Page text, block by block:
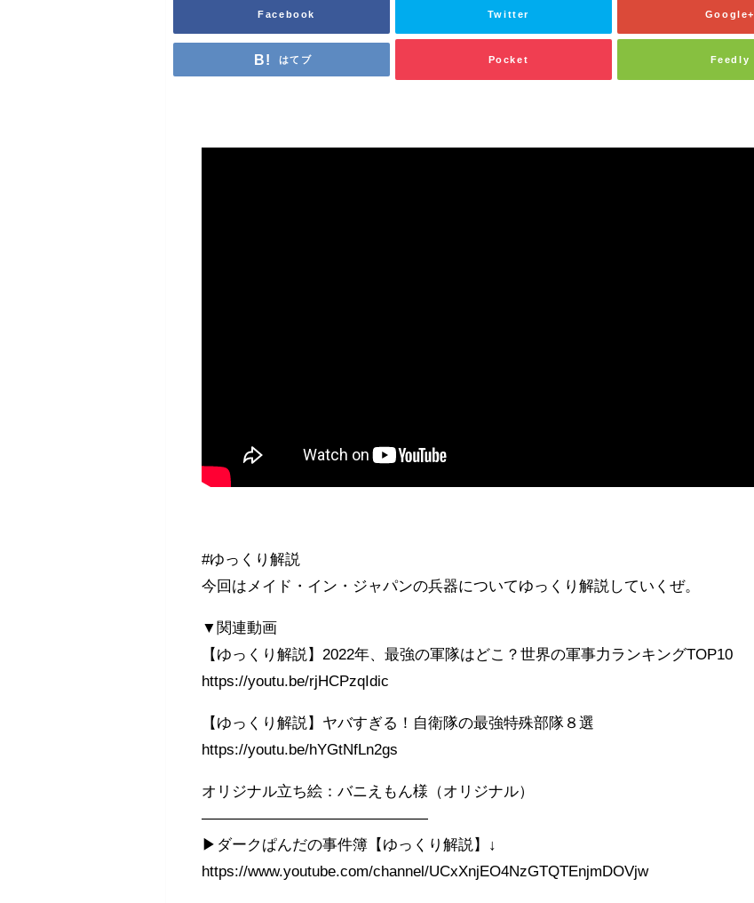
Facebook Twitter Google+
はてブ Pocket Feedly
#ゆっくり解説
今回はメイド・イン・ジャパンの兵器についてゆっくり解説していくぜ。
▼関連動画
【ゆっくり解説】2022年、最強の軍隊はどこ？世界の軍事力ランキングTOP10
https://youtu.be/rjHCPzqIdic
【ゆっくり解説】ヤバすぎる！自衛隊の最強特殊部隊８選
https://youtu.be/hYGtNfLn2gs
オリジナル立ち絵：バニえもん様（オリジナル）
———————————————
▶︎ダークぱんだの事件簿【ゆっくり解説】↓
https://www.youtube.com/channel/UCxXnjEO4NzGTQTEnjmDOVjw